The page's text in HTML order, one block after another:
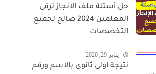
حل أسئلة ملف الإنجاز ترقى
المعلمين 2024 صالح لجميع
التخصصات
يناير 29, 2020
نتيجة اولى ثانوى بالاسم ورقم